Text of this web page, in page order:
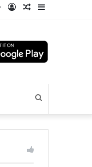
პოსტები
Log
TikTok